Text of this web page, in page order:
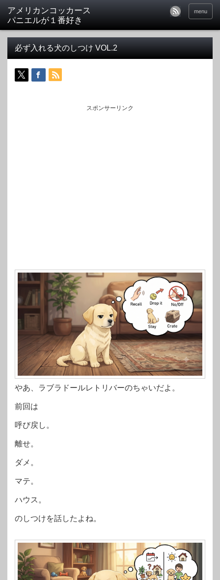
アメリカンコッカース
パニエルが１番好き
menu
必ず入れる犬のしつけ VOL.2
スポンサーリンク
やあ、ラブラドールレトリバーのちゃいだよ。
前回は
呼び戻し。
離せ。
ダメ。
マテ。
ハウス。
のしつけを話したよね。